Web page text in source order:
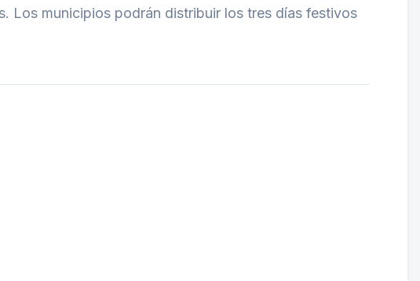
Los municipios podrán distribuir los tres días festivos